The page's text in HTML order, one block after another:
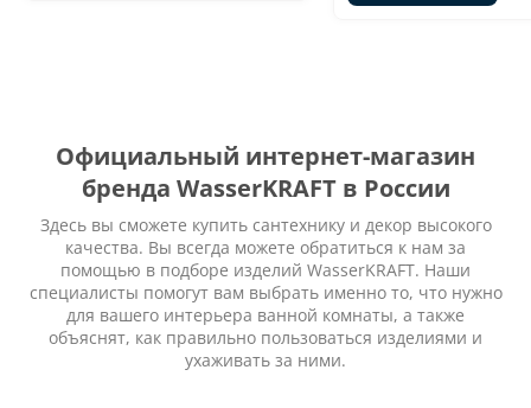
Официальный интернет-магазин
бренда WasserKRAFT в России
Здесь вы сможете купить сантехнику и декор высокого
качества. Вы всегда можете обратиться к нам за
помощью в подборе изделий WasserKRAFT. Наши
специалисты помогут вам выбрать именно то, что нужно
для вашего интерьера ванной комнаты, а также
объяснят, как правильно пользоваться изделиями и
ухаживать за ними.